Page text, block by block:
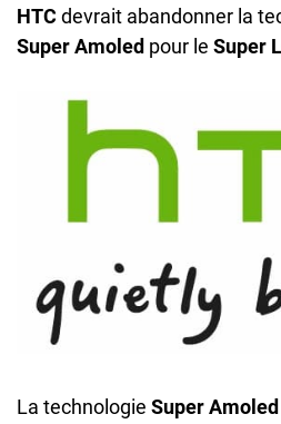
HTC devrait abandonner la
Super Amoled pour le Super
La technologie Super Amoled